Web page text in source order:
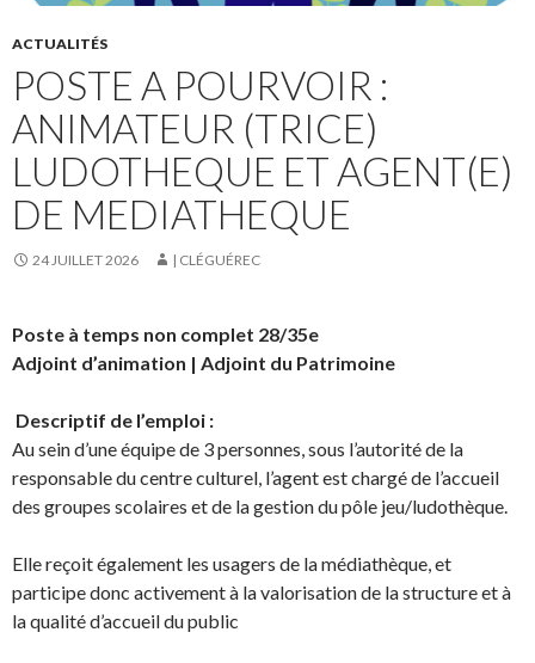
ACTUALITÉS
POSTE A POURVOIR :
ANIMATEUR (TRICE)
LUDOTHEQUE ET AGENT(E)
DE MEDIATHEQUE
24 JUILLET 2026 | CLÉGUÉREC
Poste à temps non complet 28/35e
Adjoint d’animation | Adjoint du Patrimoine
Descriptif de l’emploi :
Au sein d’une équipe de 3 personnes, sous l’autorité de la
responsable du centre culturel, l’agent est chargé de l’accueil
des groupes scolaires et de la gestion du pôle jeu/ludothèque.
Elle reçoit également les usagers de la médiathèque, et
participe donc activement à la valorisation de la structure et à
la qualité d’accueil du public